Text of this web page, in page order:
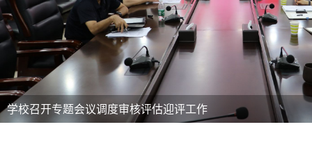
辛杰带队赴常熟理工学院考察交流
学校召开本科教育教学审核评估专家意见交流会
学校召开本科教育教学审核评估自评报告审稿会
学校召开专题会议调度审核评估迎评工作
学校召开专题会议调度审核评估迎评工作
学校组织开展2025年本科专业专项检查工作
学校组织召开职能部门本科教育教学审核评估工作汇报交流会
学校组织召开教学单位本科教育教学审核评估工作汇报会
辛杰带队赴常熟理工学院考察交流
学校召开本科教育教学审核评估专家意见交流会